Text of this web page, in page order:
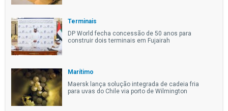
Terminais
DP World fecha concessão de 50 anos para
construir dois terminais em Fujairah
Marítimo
Maersk lança solução integrada de cadeia fria
para uvas do Chile via porto de Wilmington